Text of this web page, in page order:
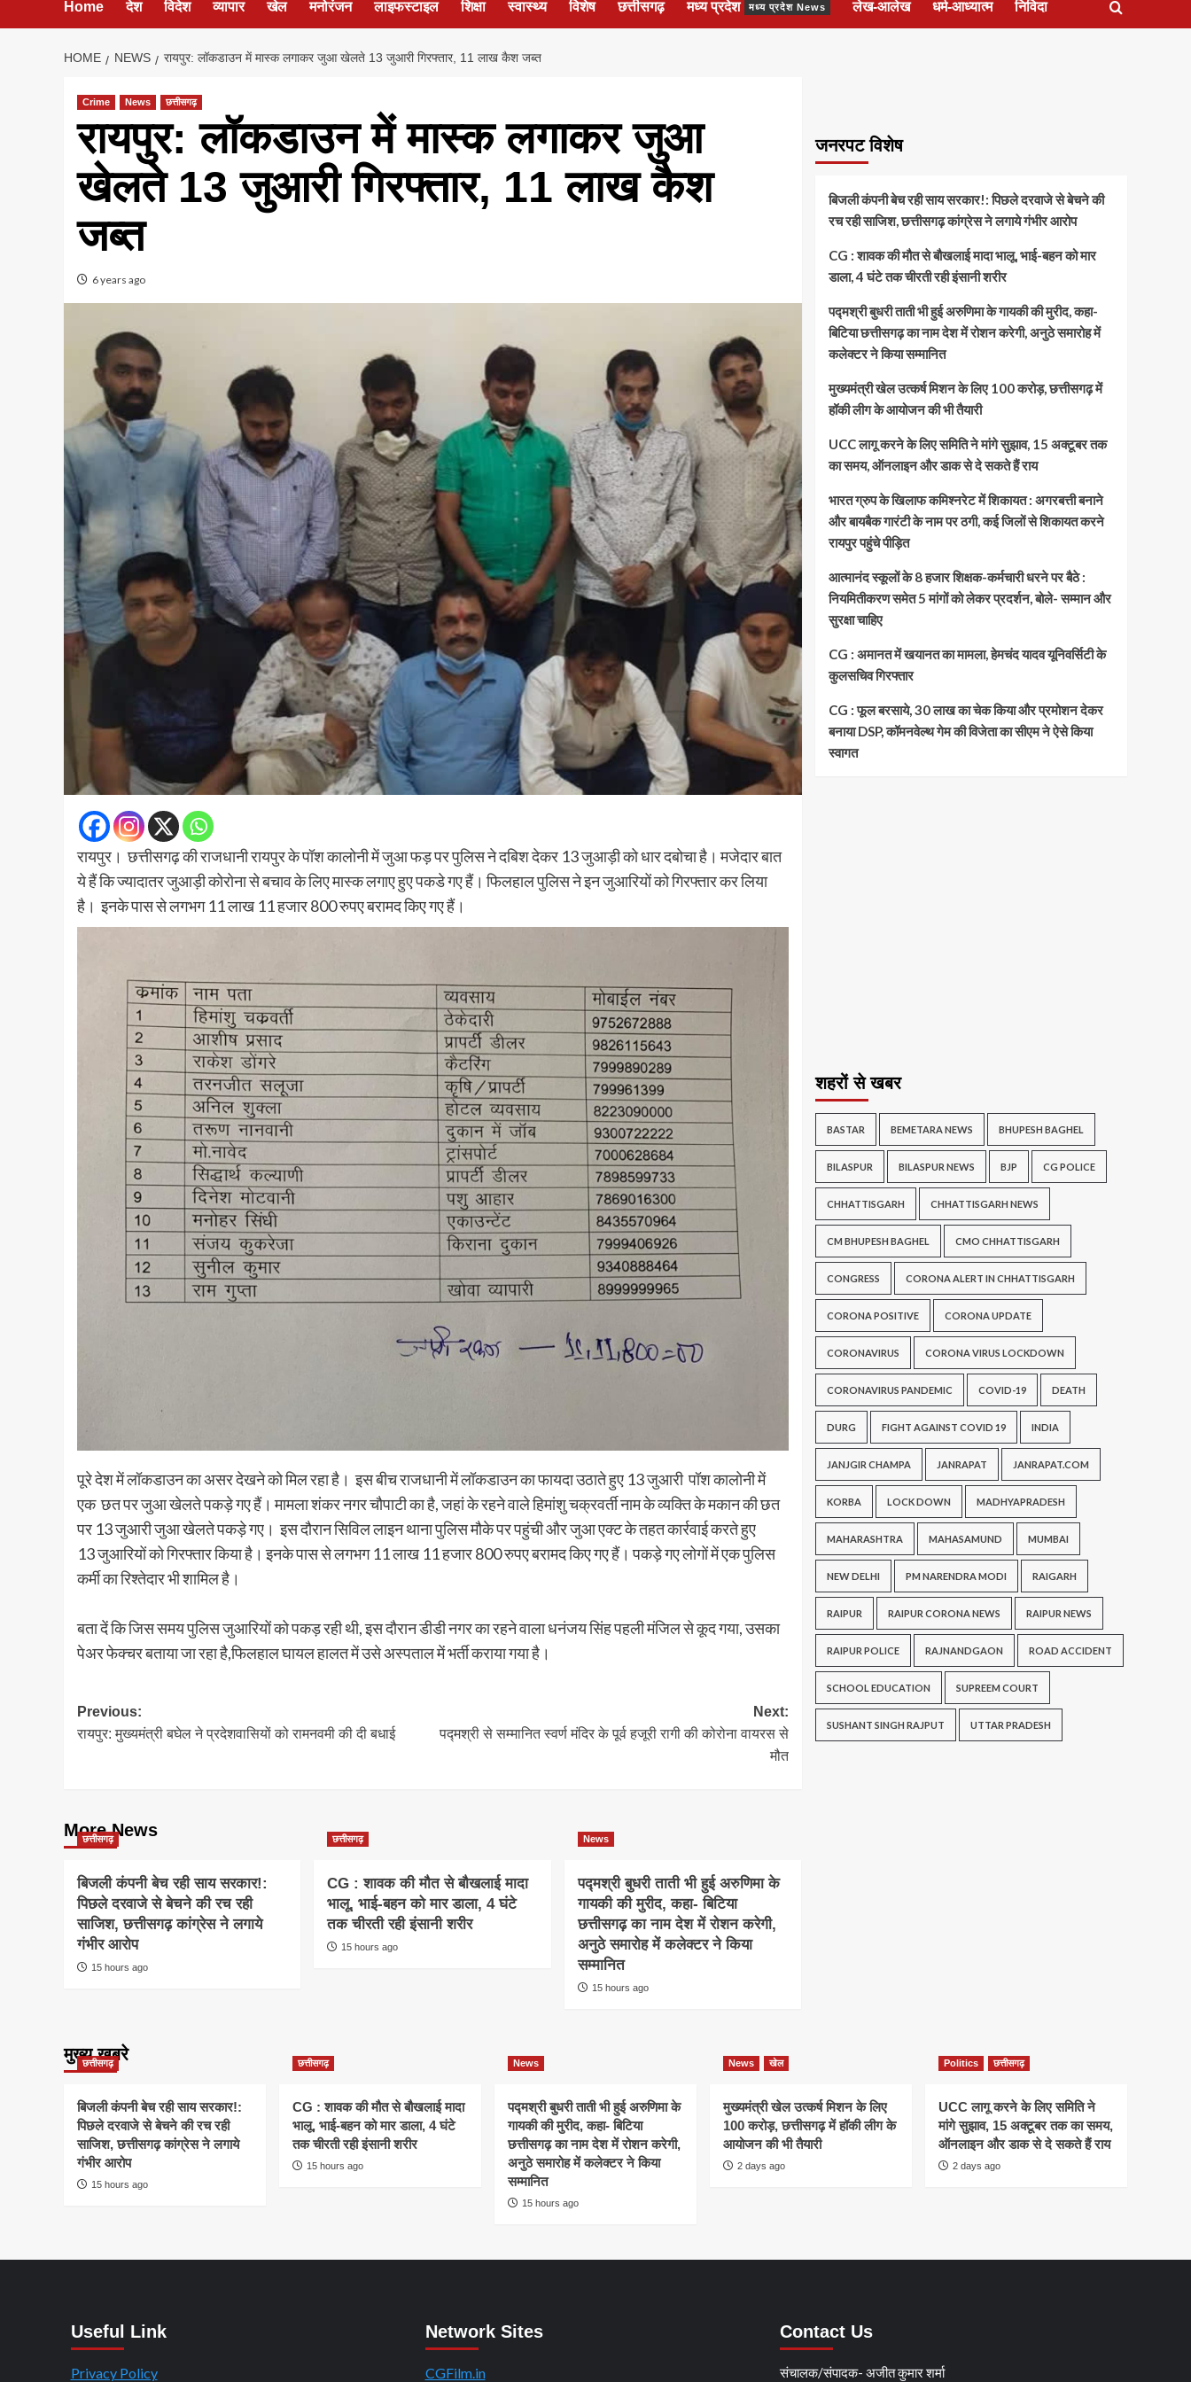
Home देश विदेश व्यापार खेल मनोरंजन लाइफस्टाइल शिक्षा स्वास्थ्य विशेष छत्तीसगढ़ मध्य प्रदेश मध्य प्रदेश News लेख-आलेख धर्म-आध्यात्म निविदा
HOME NEWS रायपुर: लॉकडाउन में मास्क लगाकर जुआ खेलते 13 जुआरी गिरफ्तार, 11 लाख कैश जब्त
Crime News छत्तीसगढ़
रायपुर: लॉकडाउन में मास्क लगाकर जुआ
खेलते 13 जुआरी गिरफ्तार, 11 लाख कैश
जब्त
6 years ago
रायपुर। छत्तीसगढ़ की राजधानी रायपुर के पॉश कालोनी में जुआ फड़ पर पुलिस ने दबिश देकर 13 जुआड़ी को धार दबोचा है। मजेदार बात
ये हैं कि ज्यादातर जुआड़ी कोरोना से बचाव के लिए मास्क लगाए हुए पकडे गए हैं। फिलहाल पुलिस ने इन जुआरियों को गिरफ्तार कर लिया
है। इनके पास से लगभग 11 लाख 11 हजार 800 रुपए बरामद किए गए हैं।
पूरे देश में लॉकडाउन का असर देखने को मिल रहा है। इस बीच राजधानी में लॉकडाउन का फायदा उठाते हुए 13 जुआरी पॉश कालोनी में
एक छत पर जुआ खेलते पकड़े गए हैं।मामला शंकर नगर चौपाटी का है, जहां के रहने वाले हिमांशु चक्रवर्ती नाम के व्यक्ति के मकान की छत
पर 13 जुआरी जुआ खेलते पकड़े गए। इस दौरान सिविल लाइन थाना पुलिस मौके पर पहुंची और जुआ एक्ट के तहत कार्रवाई करते हुए
13 जुआरियों को गिरफ्तार किया है।इनके पास से लगभग 11 लाख 11 हजार 800 रुपए बरामद किए गए हैं। पकड़े गए लोगों में एक पुलिस
कर्मी का रिश्तेदार भी शामिल है।
बता दें कि जिस समय पुलिस जुआरियों को पकड़ रही थी, इस दौरान डीडी नगर का रहने वाला धनंजय सिंह पहली मंजिल से कूद गया, उसका
पेअर फेक्चर बताया जा रहा है,फिलहाल घायल हालत में उसे अस्पताल में भर्ती कराया गया है।
Post
navigation
Previous:
रायपुर: मुख्यमंत्री बघेल ने प्रदेशवासियों को रामनवमी की दी बधाई
Next:
पद्मश्री से सम्मानित स्वर्ण मंदिर के पूर्व हजूरी रागी की कोरोना वायरस से
मौत
More News
छत्तीसगढ़
बिजली कंपनी बेच रही साय सरकार!:
पिछले दरवाजे से बेचने की रच रही
साजिश, छत्तीसगढ़ कांग्रेस ने लगाये
गंभीर आरोप
15 hours ago
छत्तीसगढ़
CG : शावक की मौत से बौखलाई मादा
भालू, भाई-बहन को मार डाला, 4 घंटे
तक चीरती रही इंसानी शरीर
15 hours ago
News
पद्मश्री बुधरी ताती भी हुई अरुणिमा के
गायकी की मुरीद, कहा- बिटिया
छत्तीसगढ़ का नाम देश में रोशन करेगी,
अनुठे समारोह में कलेक्टर ने किया
सम्मानित
15 hours ago
जनरपट विशेष
बिजली कंपनी बेच रही साय सरकार!: पिछले दरवाजे से बेचने की
रच रही साजिश, छत्तीसगढ़ कांग्रेस ने लगाये गंभीर आरोप
CG : शावक की मौत से बौखलाई मादा भालू, भाई-बहन को मार
डाला, 4 घंटे तक चीरती रही इंसानी शरीर
पद्मश्री बुधरी ताती भी हुई अरुणिमा के गायकी की मुरीद, कहा-
बिटिया छत्तीसगढ़ का नाम देश में रोशन करेगी, अनुठे समारोह में
कलेक्टर ने किया सम्मानित
मुख्यमंत्री खेल उत्कर्ष मिशन के लिए 100 करोड़, छत्तीसगढ़ में
हॉकी लीग के आयोजन की भी तैयारी
UCC लागू करने के लिए समिति ने मांगे सुझाव, 15 अक्टूबर तक
का समय, ऑनलाइन और डाक से दे सकते हैं राय
भारत ग्रुप के खिलाफ कमिश्नरेट में शिकायत : अगरबत्ती बनाने
और बायबैक गारंटी के नाम पर ठगी, कई जिलों से शिकायत करने
रायपुर पहुंचे पीड़ित
आत्मानंद स्कूलों के 8 हजार शिक्षक-कर्मचारी धरने पर बैठे :
नियमितीकरण समेत 5 मांगों को लेकर प्रदर्शन, बोले- सम्मान और
सुरक्षा चाहिए
CG : अमानत में खयानत का मामला, हेमचंद यादव यूनिवर्सिटी के
कुलसचिव गिरफ्तार
CG : फूल बरसाये, 30 लाख का चेक किया और प्रमोशन देकर
बनाया DSP, कॉमनवेल्थ गेम की विजेता का सीएम ने ऐसे किया
स्वागत
शहरों से खबर
BASTAR BEMETARA NEWS BHUPESH BAGHEL
BILASPUR BILASPUR NEWS BJP CG POLICE
CHHATTISGARH CHHATTISGARH NEWS
CM BHUPESH BAGHEL CMO CHHATTISGARH
CONGRESS CORONA ALERT IN CHHATTISGARH
CORONA POSITIVE CORONA UPDATE
CORONAVIRUS CORONA VIRUS LOCKDOWN
CORONAVIRUS PANDEMIC COVID-19 DEATH
DURG FIGHT AGAINST COVID 19 INDIA
JANJGIR CHAMPA JANRAPAT JANRAPAT.COM
KORBA LOCK DOWN MADHYAPRADESH
MAHARASHTRA MAHASAMUND MUMBAI
NEW DELHI PM NARENDRA MODI RAIGARH
RAIPUR RAIPUR CORONA NEWS RAIPUR NEWS
RAIPUR POLICE RAJNANDGAON ROAD ACCIDENT
SCHOOL EDUCATION SUPREEM COURT
SUSHANT SINGH RAJPUT UTTAR PRADESH
मुख्य खबरे
छत्तीसगढ़
बिजली कंपनी बेच रही साय सरकार!:
पिछले दरवाजे से बेचने की रच रही
साजिश, छत्तीसगढ़ कांग्रेस ने लगाये
गंभीर आरोप
15 hours ago
छत्तीसगढ़
CG : शावक की मौत से बौखलाई मादा
भालू, भाई-बहन को मार डाला, 4 घंटे
तक चीरती रही इंसानी शरीर
15 hours ago
News
पद्मश्री बुधरी ताती भी हुई अरुणिमा के
गायकी की मुरीद, कहा- बिटिया
छत्तीसगढ़ का नाम देश में रोशन करेगी,
अनुठे समारोह में कलेक्टर ने किया
सम्मानित
15 hours ago
News खेल
मुख्यमंत्री खेल उत्कर्ष मिशन के लिए
100 करोड़, छत्तीसगढ़ में हॉकी लीग के
आयोजन की भी तैयारी
2 days ago
Politics छत्तीसगढ़
UCC लागू करने के लिए समिति ने
मांगे सुझाव, 15 अक्टूबर तक का समय,
ऑनलाइन और डाक से दे सकते हैं राय
2 days ago
Useful Link
Privacy Policy
Network Sites
CGFilm.in
Contact Us
संचालक/संपादक- अजीत कुमार शर्मा